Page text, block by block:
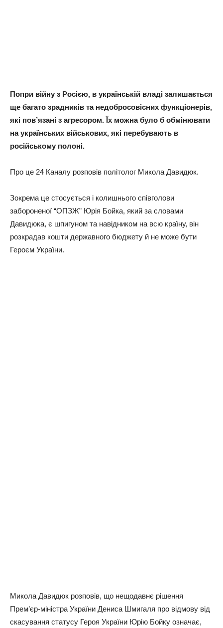
Попри війну з Росією, в українській владі залишається
ще багато зрадників та недобросовісних функціонерів,
які пов’язані з агресором. Їх можна було б обмінювати
на українських військових, які перебувають в
російському полоні.
Про це 24 Каналу розповів політолог Микола Давидюк.
Зокрема це стосується і колишнього співголови
забороненої “ОПЗЖ” Юрія Бойка, який за словами
Давидюка, є шпигуном та навідником на всю країну, він
розкрадав кошти державного бюджету й не може бути
Героєм України.
Микола Давидюк розповів, що нещодавнє рішення
Прем’єр-міністра України Дениса Шмигаля про відмову від
скасування статусу Героя України Юрію Бойку означає,